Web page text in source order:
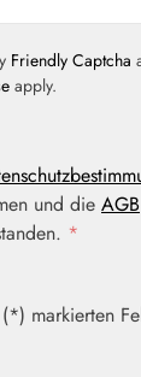
Friendly Captcha
apply.
und die AGB
*
markierten